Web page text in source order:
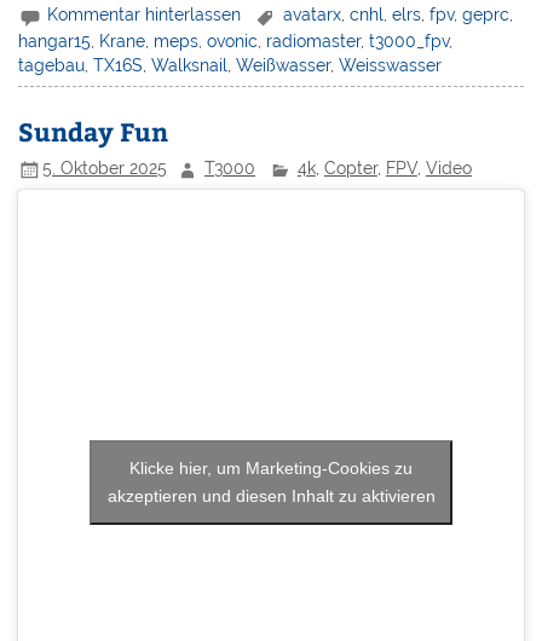
Kommentar hinterlassen avatarx,cnhl,elrs,fpv,geprc,
hangar15
Krane meps ,ovonic radiomaster,t3000_fpv,
tagebau ,TX16S ,Walksnail ,Weißwasser,Weisswasser
Sunday Fun
5. Oktober 2025 T3000 4k, Copter, FPV, Video
Klicke hier, um Marketing-Cookies zu
akzeptieren und diesen Inhalt zu aktivieren